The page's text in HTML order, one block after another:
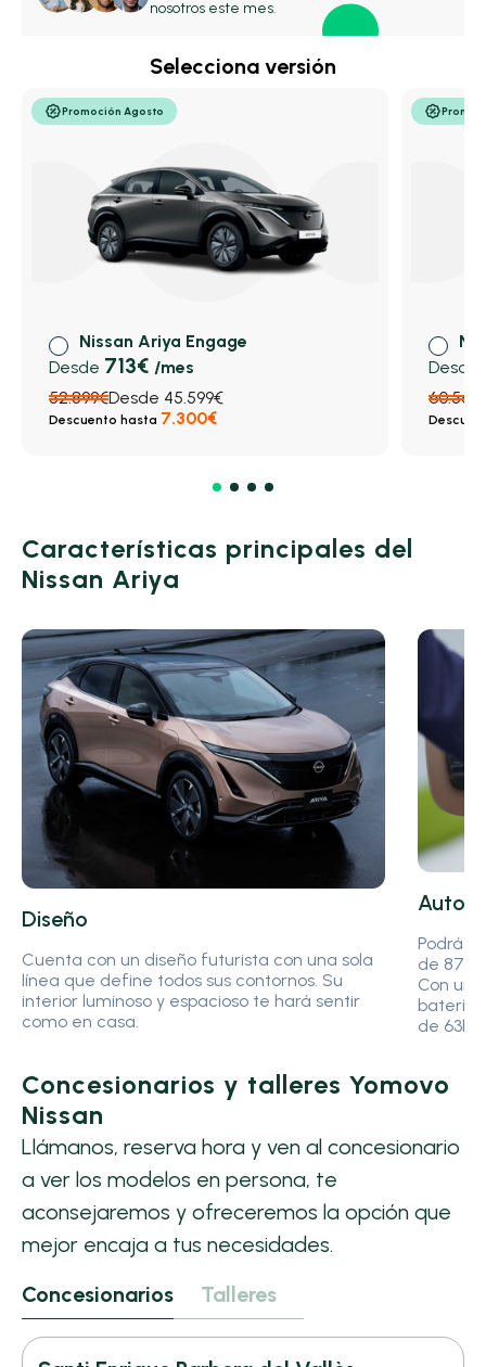
pasajeros.
nosotros este mes.
Selecciona versión
Promoción Agosto
Nissan Ariya Engage
Desde 713€ /mes
52.899€Desde 45.599€
Descuento hasta 7.300€
Desde
Características principales del
Nissan Ariya
Diseño
Cuenta con un diseño futurista con una sola
línea que define todos sus contornos. Su
interior luminoso y espacioso te hará sentir
como en casa.
Podrás
de
Con
batería
de
Concesionarios y talleres Yomovo
Nissan
Llámanos, reserva hora y ven al concesionario
a ver los modelos en persona, te
aconsejaremos y ofreceremos la opción que
mejor encaja a tus necesidades.
Concesionarios
Talleres